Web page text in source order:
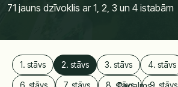
71 jauns dzīvoklis ar 1, 2, 3 un 4 istabām
1. stāvs 2. stāvs 3. stāvs 4. stāvs
6. stāvs
7. stāvs 8. stāvs 9. stāvs